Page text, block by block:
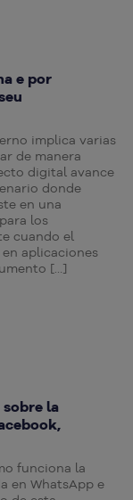
e por
implica varias
de manera
digital avance
donde
en una
los
cuando el
aplicaciones
[…]
la
funciona la
en WhatsApp e